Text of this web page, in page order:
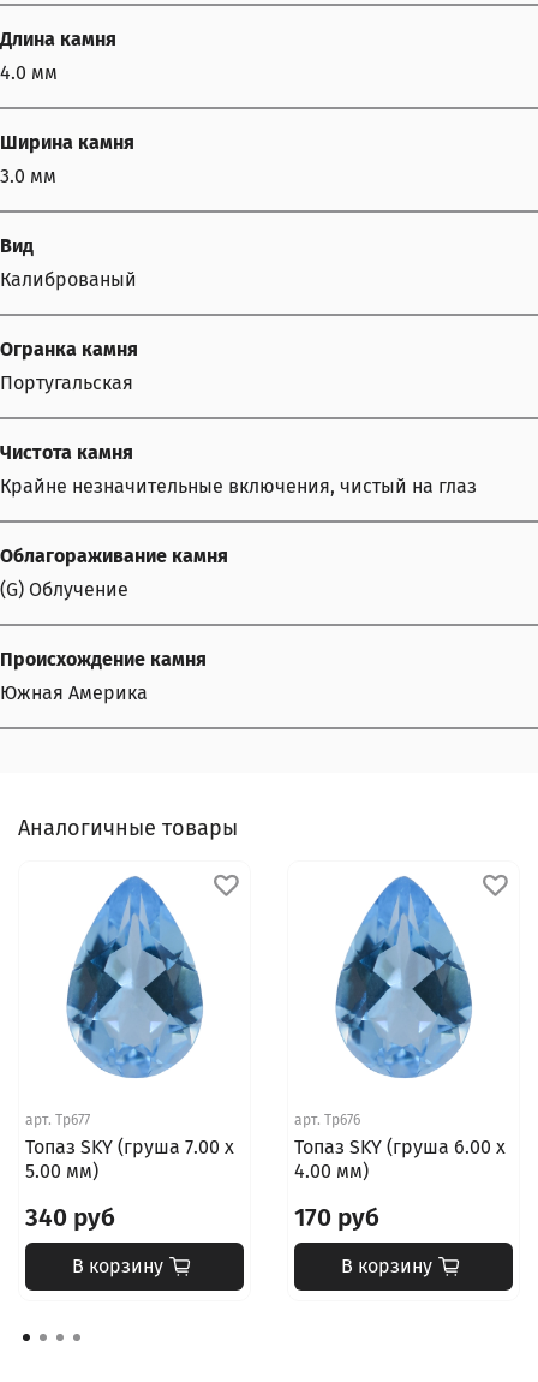
Длина камня
4.0 мм
Ширина камня
3.0 мм
Вид
Калиброваный
Огранка камня
Португальская
Чистота камня
Крайне незначительные включения, чистый на глаз
Облагораживание камня
(G) Облучение
Происхождение камня
Южная Америка
Аналогичные товары
арт. Tp677
Топаз SKY (груша 7.00 х
5.00 мм)
340 руб
В корзину
арт. Tp676
Топаз SKY (груша 6.00 х
4.00 мм)
170 руб
В корзину